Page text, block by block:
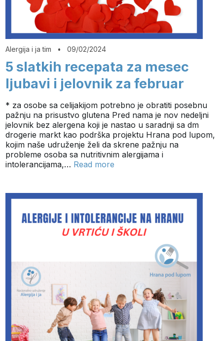
Alergija i ja tim •09/02/2024
5 slatkih recepata za mesec
ljubavi i jelovnik za februar
* za osobe sa celijakijom potrebno je obratiti posebnu
pažnju na prisustvo glutena Pred nama je nov nedeljni
jelovnik bez alergena koji je nastao u saradnji sa dm
drogerie markt kao podrška projektu Hrana pod lupom,
kojim naše udruženje želi da skrene pažnju na
probleme osoba sa nutritivnim alergijama i
intolerancijama,… Read more